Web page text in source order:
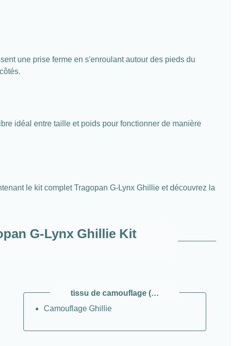
une prise ferme en s'enroulant autour des pieds du
idéal entre taille et poids pour fonctionner de manière
le kit complet Tragopan G-Lynx Ghillie et découvrez la
G-Lynx Ghillie Kit
tissu de camouflage (type)
Camouflage Ghillie